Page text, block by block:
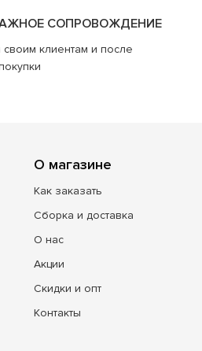
СОПРОВОЖДЕНИЕ
клиентам и после
О магазине
Как заказать
Сборка и доставка
О нас
Акции
Скидки и опт
Контакты